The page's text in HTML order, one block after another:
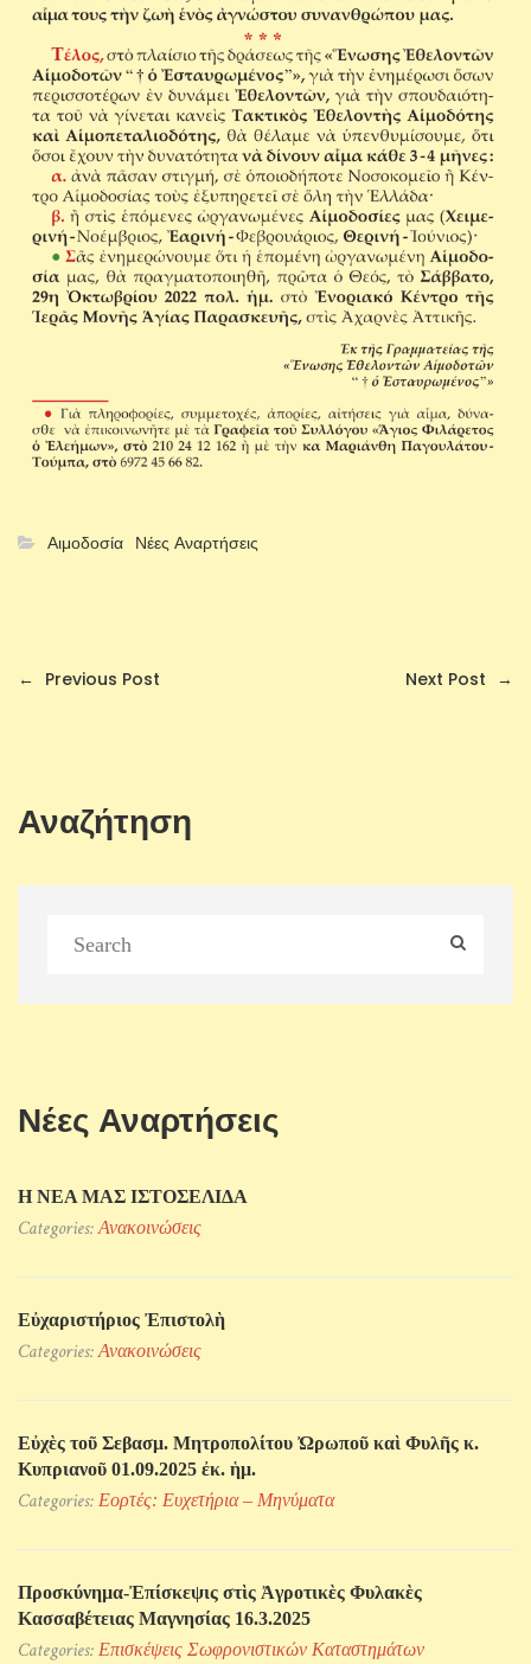
Αιμοδοσία Νέες Αναρτήσεις
← Previous Post Next Post →
Αναζήτηση
Νέες Αναρτήσεις
Η ΝΕΑ ΜΑΣ ΙΣΤΟΣΕΛΙΔΑ
Categories:Ανακοινώσεις
Εὐχαριστήριος Ἐπιστολὴ
Categories:Ανακοινώσεις
Εὐχὲς τοῦ Σεβασμ. Μητροπολίτου Ὠρωποῦ καὶ Φυλῆς κ.
Κυπριανοῦ 01.09.2025 ἐκ. ἡμ.
Categories: Εορτές: Ευχετήρια – Μηνύματα
Προσκύνηµα-Ἐπίσκεψις στὶς Ἀγροτικὲς Φυλακὲς
Κασσαβέτειας Μαγνησίας 16.3.2025
Categories: Επισκέψεις Σωφρονιστικών Kαταστημάτων